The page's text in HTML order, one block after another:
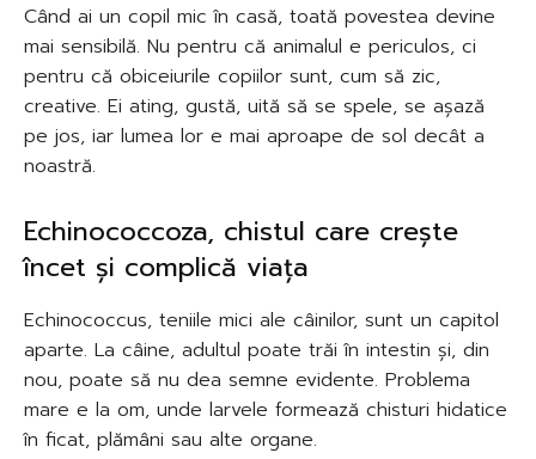
Când ai un copil mic în casă, toată povestea devine
mai sensibilă. Nu pentru că animalul e periculos, ci
pentru că obiceiurile copiilor sunt, cum să zic,
creative. Ei ating, gustă, uită să se spele, se așază
pe jos, iar lumea lor e mai aproape de sol decât a
noastră.
Echinococcoza, chistul care crește
încet și complică viața
Echinococcus, teniile mici ale câinilor, sunt un capitol
aparte. La câine, adultul poate trăi în intestin și, din
nou, poate să nu dea semne evidente. Problema
mare e la om, unde larvele formează chisturi hidatice
în ficat, plămâni sau alte organe.